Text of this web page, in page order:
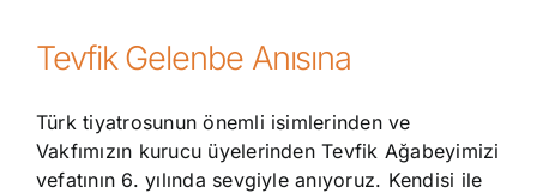
Tevfik Gelenbe Anısına
Türk tiyatrosunun önemli isimlerinden ve
Vakfımızın kurucu üyelerinden Tevfik Ağabeyimizi
vefatının 6. yılında sevgiyle anıyoruz. Kendisi ile